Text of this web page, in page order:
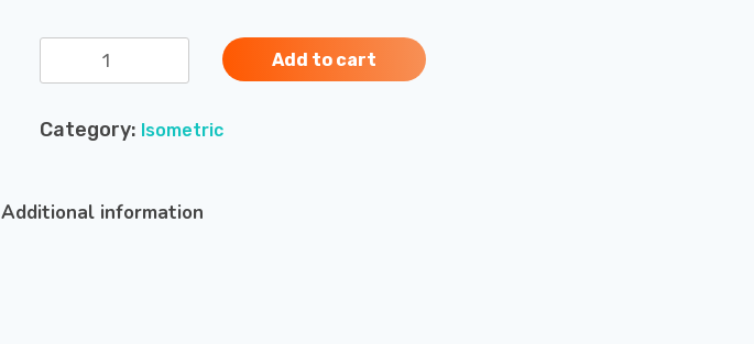
T-
Model
Add to cart
Category: Isometric
Additional information